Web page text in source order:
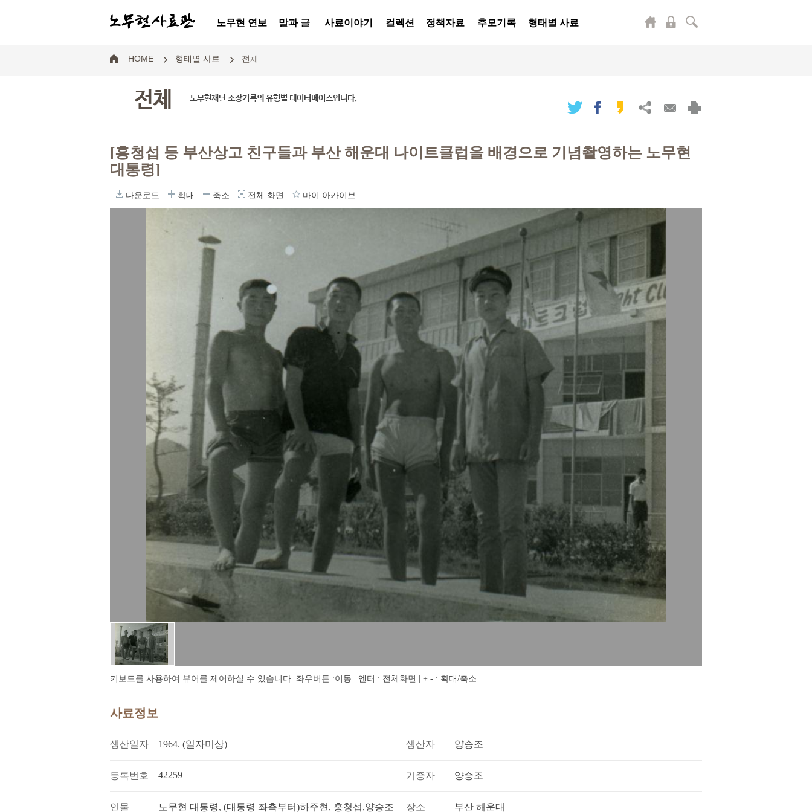
노무현 연보 말과 글 사료이야기 컬렉션 정책자료 추모기록 형태별 사료
HOME 형태별 사료 전체
전체 노무현재단 소장기록의 유형별 데이터베이스입니다.
[홍청섭 등 부산상고 친구들과 부산 해운대 나이트클럽을 배경으로 기념촬영하는 노무현
대통령]
다운로드 확대 축소 전체 화면 마이 아카이브
키보드를 사용하여 뷰어를 제어하실 수 있습니다. 좌우버튼 :이동 | 엔터 : 전체화면 | + - : 확대/축소
사료정보
생산일자 1964. (일자미상) 생산자 양승조
등록번호 42259 기증자 양승조
인물 노무현 대통령, (대통령 좌측부터)하주현, 홍청섭,양승조 장소 부산 해운대